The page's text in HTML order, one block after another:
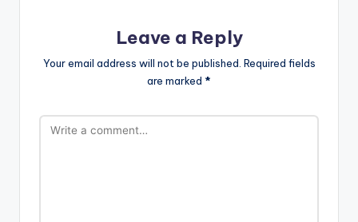
Leave a Reply
Your email address will not be published. Required fields
are marked *